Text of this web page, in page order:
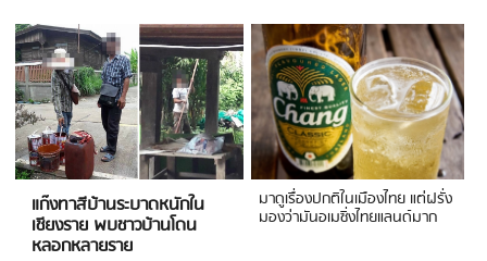
แก๊งทาสีบ้านระบาดหนักใน
เชียงราย พบชาวบ้านโดน
หลอกหลายราย
มาดูเรื่องปกติในเมืองไทย แต่ฝรั่ง
มองว่ามันอเมซิ่งไทยแลนด์มาก